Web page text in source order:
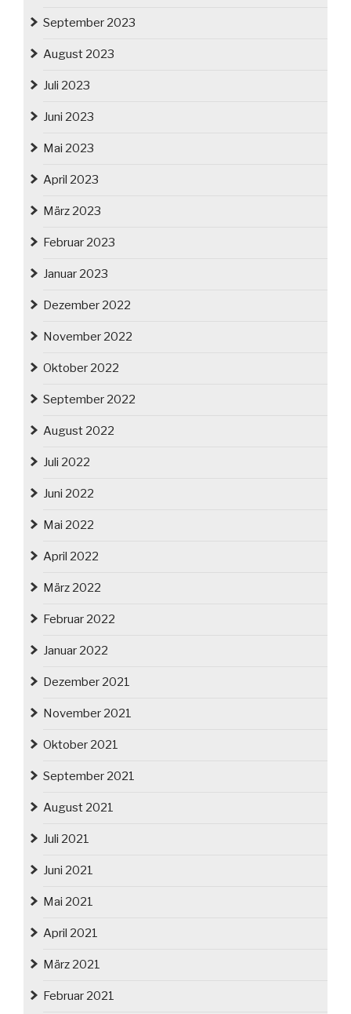
September 2023
August 2023
Juli 2023
Juni 2023
Mai 2023
April 2023
März 2023
Februar 2023
Januar 2023
Dezember 2022
November 2022
Oktober 2022
September 2022
August 2022
Juli 2022
Juni 2022
Mai 2022
April 2022
März 2022
Februar 2022
Januar 2022
Dezember 2021
November 2021
Oktober 2021
September 2021
August 2021
Juli 2021
Juni 2021
Mai 2021
April 2021
März 2021
Februar 2021